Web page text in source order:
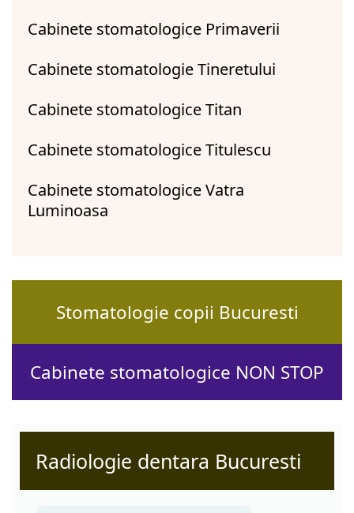
Cabinete stomatologice Primaverii
Cabinete stomatologie Tineretului
Cabinete stomatologice Titan
Cabinete stomatologice Titulescu
Cabinete stomatologice Vatra
Luminoasa
Stomatologie copii Bucuresti
Cabinete stomatologice NON STOP
Radiologie dentara Bucuresti